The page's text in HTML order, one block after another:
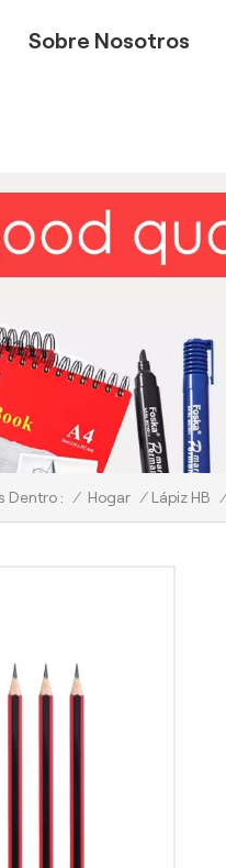
Sobre Nosotros
Dentro : / Hogar / Lápiz HB /